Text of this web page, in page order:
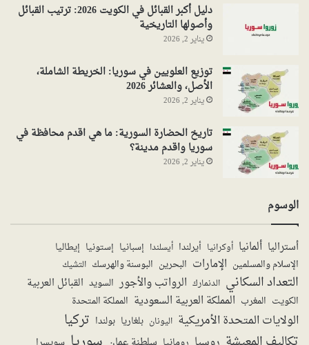
دليل أكبر القبائل في الكويت 2026: ترتيب القبائل
وأصولها التاريخية
يناير 2, 2026
توزيع العلويين في سوريا: الخريطة الشاملة،
الأصل، والعشائر 2026
يناير 2, 2026
تاريخ الحضارة السورية: ما هي اقدم محافظة في
سوريا واقدم مدينة؟
يناير 2, 2026
الوسوم
أستراليا ألمانيا أوكرانيا أيرلندا أيسلندا إسبانيا إستونيا إيطاليا
الإسلام والمسلمين الإمارات البحرين البوسنة والهرسك التشيك
التعداد السكاني الدنمارك الرواتب والأجور السويد القبائل العربية
الكويت المغرب المملكة العربية السعودية المملكة المتحدة
الولايات المتحدة الأمريكية اليونان بلغاريا بولندا تركيا